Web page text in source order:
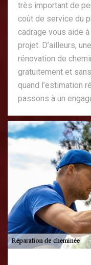
très important de
coût de service du
cadrage vous aide
projet. D’ailleurs,
rénovation de
gratuitement et
quand l’estimation
passons à un